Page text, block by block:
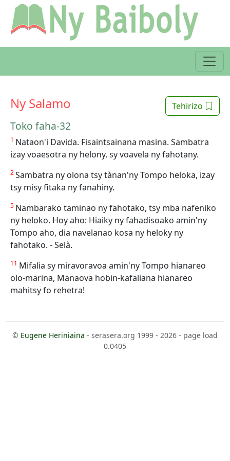
Tehirizo
Ny Salamo
Toko faha-32
1 Nataon'i Davida. Fisaintsainana masina. Sambatra
izay voaesotra ny helony, sy voavela ny fahotany.
2Sambatra ny olona tsy tànan'ny Tompo heloka, izay
tsy misy fitaka ny fanahiny.
5 Nambarako taminao ny fahotako, tsy mba nafeniko
ny heloko. Hoy aho: Hiaiky ny fahadisoako amin'ny
Tompo aho, dia navelanao kosa ny heloky ny
fahotako. - Selà.
11 Mifalia sy miravoravoa amin'ny Tompo hianareo
olo-marina, Manaova hobin-kafaliana hianareo
mahitsy fo rehetra!
© Eugene Heriniaina - serasera.org 1999 - 2026 - page load
0.0405